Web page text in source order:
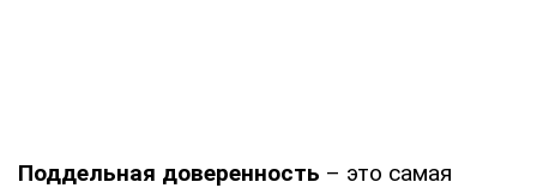
Поддельная доверенность – это самая